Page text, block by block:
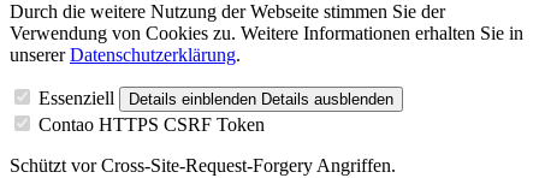
Durch die weitere Nutzung der Webseite stimmen Sie der
Verwendung von Cookies zu. Weitere Informationen erhalten Sie in
unsererDatenschutzerklärung.
Essenziell Details einblenden Details ausblenden
Contao HTTPS CSRF Token
Schützt vor Cross-Site-Request-Forgery Angriffen.